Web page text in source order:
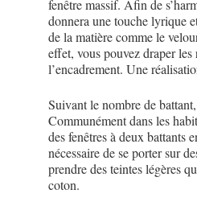
fenêtre massif. Afin de
donnera une touche lyrique
de la matière comme le
effet, vous pouvez draper
l’encadrement. Une
Suivant le nombre de
Communément dans les
des fenêtres à deux battants
nécessaire de se porter sur
prendre des teintes légères
coton.